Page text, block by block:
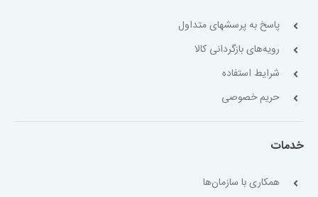
پاسخ به پرسشهای متداول
رویه‌های بازگردانی کالا
شرایط استفاده
حریم خصوصی
خدمات
همکاری با سازمان‌ها